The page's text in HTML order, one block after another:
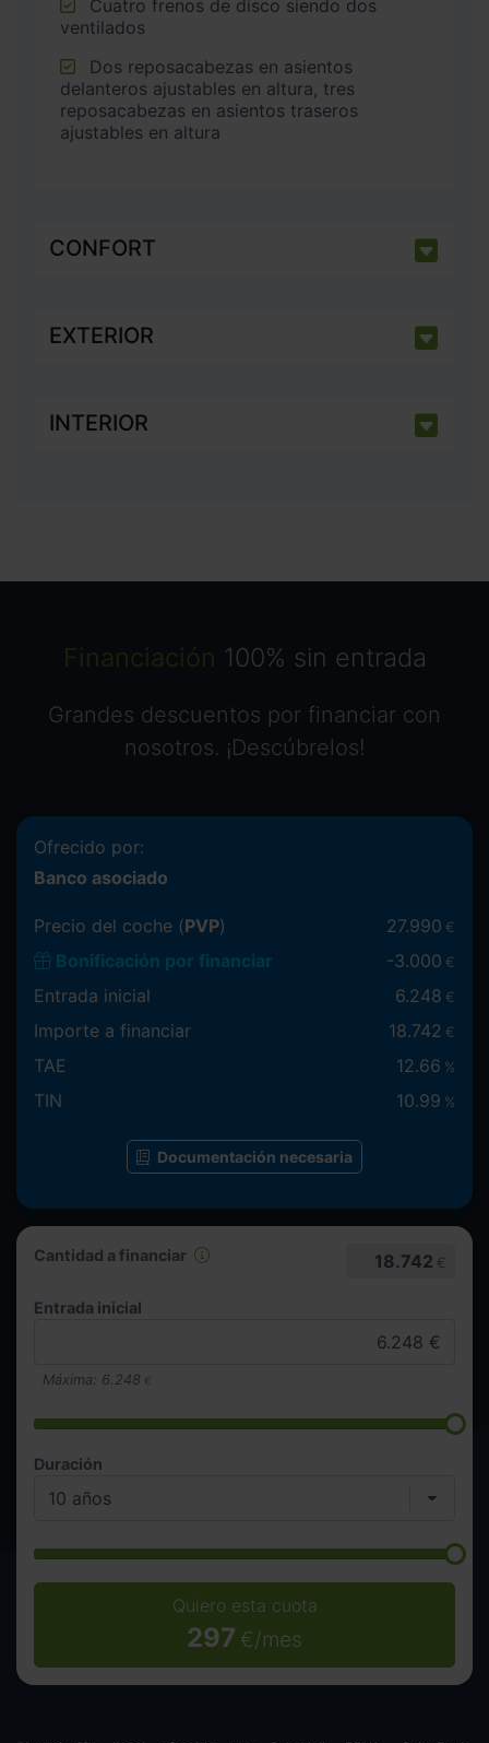
ventilados
delanteros ajustables en altura, tres
reposacabezas en asientos traseros
ajustables en altura
CONFORT
EXTERIOR
INTERIOR
Financiación 100% sin entrada
Grandes descuentos por financiar con
nosotros. ¡Descúbrelos!
Cantidad a financiar 18.742 €
Entrada inicial
Máxima: 6.248 €
Duración
Quiero esta cuota
297 €/mes
Ofrecido por:
Banco asociado
Precio del coche (PVP) 27.990 €
Bonificación por financiar -3.000 €
Entrada inicial 6.248 €
Importe a financiar 18.742 €
TAE 12.66 %
TIN 10.99 %
Documentación necesaria